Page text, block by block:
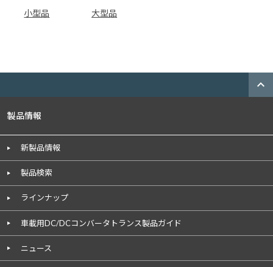
小型品 大型品
expand_less
製品情報
新製品情報
製品検索
ラインナップ
車載用DC/DCコンバータトランス製品ガイド
ニュース